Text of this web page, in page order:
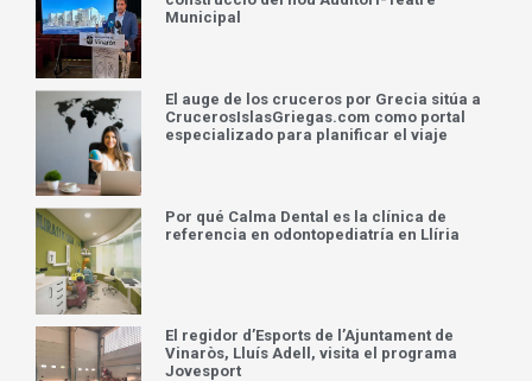
Municipal
El auge de los cruceros por Grecia sitúa a
CrucerosIslasGriegas.com como portal
especializado para planificar el viaje
Por qué Calma Dental es la clínica de
referencia en odontopediatría en Llíria
El regidor d’Esports de l’Ajuntament de
Vinaròs, Lluís Adell, visita el programa
Jovesport